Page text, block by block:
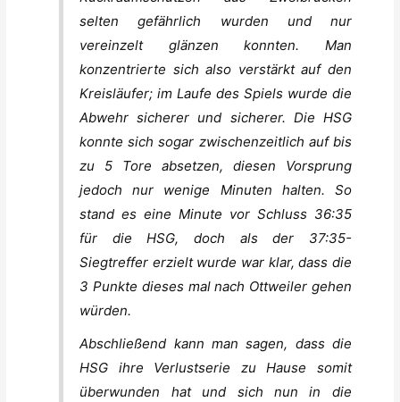
selten gefährlich wurden und nur
vereinzelt glänzen konnten. Man
konzentrierte sich also verstärkt auf den
Kreisläufer; im Laufe des Spiels wurde die
Abwehr sicherer und sicherer. Die HSG
konnte sich sogar zwischenzeitlich auf bis
zu 5 Tore absetzen, diesen Vorsprung
jedoch nur wenige Minuten halten. So
stand es eine Minute vor Schluss 36:35
für die HSG, doch als der 37:35-
Siegtreffer erzielt wurde war klar, dass die
3 Punkte dieses mal nach Ottweiler gehen
würden.
Abschließend kann man sagen, dass die
HSG ihre Verlustserie zu Hause somit
überwunden hat und sich nun in die